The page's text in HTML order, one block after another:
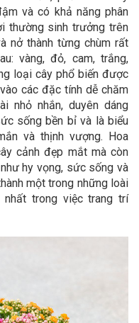
và có khả năng phân
thường sinh trưởng trên
nở thành từng chùm rất
vàng, đỏ, cam, trắng,
loại cây phổ biến được
các đặc tính dễ chăm
nhỏ nhắn, duyên dáng
sống bền bỉ và là biểu
và thịnh vượng. Hoa
cảnh đẹp mắt mà còn
hy vọng, sức sống và
một trong những loài
trong việc trang trí